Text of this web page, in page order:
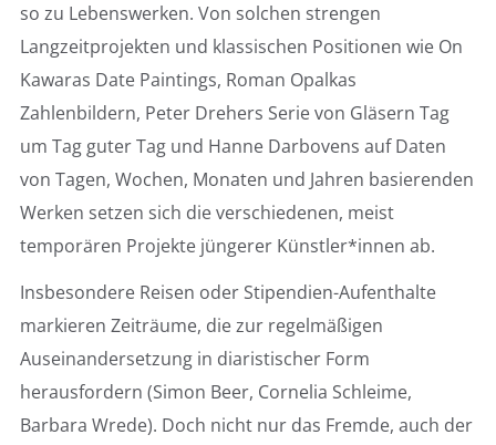
so zu Lebenswerken. Von solchen strengen
Langzeitprojekten und klassischen Positionen wie On
Kawaras Date Paintings, Roman Opalkas
Zahlenbildern, Peter Drehers Serie von Gläsern Tag
um Tag guter Tag und Hanne Darbovens auf Daten
von Tagen, Wochen, Monaten und Jahren basierenden
Werken setzen sich die verschiedenen, meist
temporären Projekte jüngerer Künstler*innen ab.
Insbesondere Reisen oder Stipendien-Aufenthalte
markieren Zeiträume, die zur regelmäßigen
Auseinandersetzung in diaristischer Form
herausfordern (Simon Beer, Cornelia Schleime,
Barbara Wrede). Doch nicht nur das Fremde, auch der